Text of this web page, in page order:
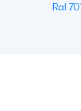
Ral